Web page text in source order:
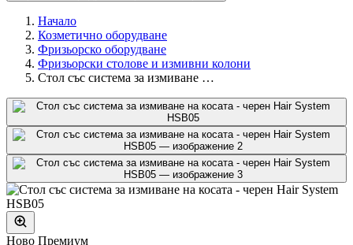
Начало
Козметично оборудване
Фризьорско оборудване
Фризьорски столове и измивни колони
Стол със система за измиване …
Ново Премиум